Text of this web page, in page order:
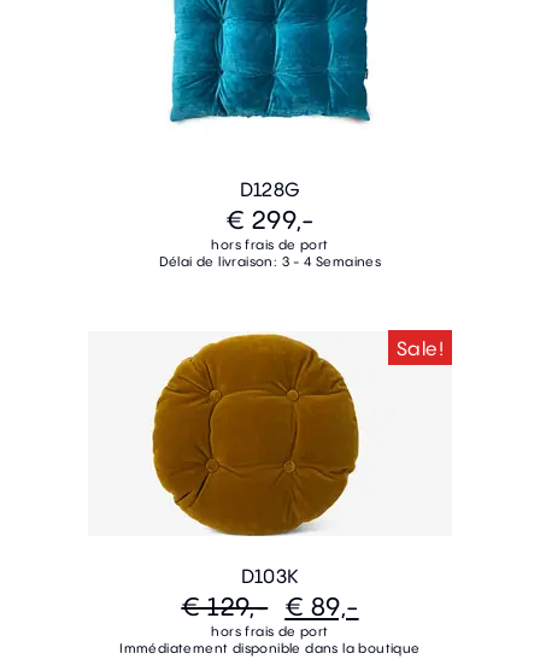
D128G
€ 299,-
hors frais de port
Délai de livraison: 3 - 4 Semaines
Sale!
D103K
€ 129,- € 89,-
hors frais de port
Immédiatement disponible dans la boutique